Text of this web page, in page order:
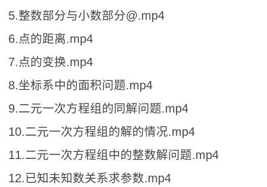
5.整数部分与小数部分@.mp4
6.点的距离.mp4
7.点的变换.mp4
8.坐标系中的面积问题.mp4
9.二元一次方程组的同解问题.mp4
10.二元一次方程组的解的情况.mp4
11.二元一次方程组中的整数解问题.mp4
12.已知未知数关系求参数.mp4